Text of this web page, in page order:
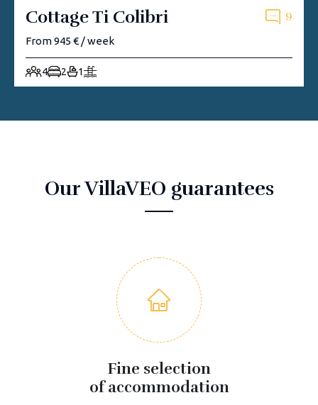
Cottage Ti Colibri 9
From 945 € / week
4 2 1
Our VillaVEO guarantees
Fine selection
of accommodation